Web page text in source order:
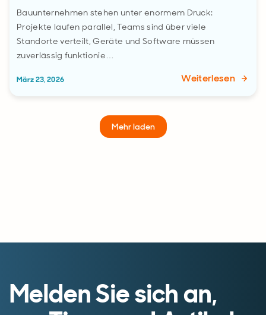
Bauunternehmen stehen unter enormem Druck:
Projekte laufen parallel, Teams sind über viele
Standorte verteilt, Geräte und Software müssen
zuverlässig funktionie…
März 23, 2026 Weiterlesen
Mehr laden
Melden Sie sich an,